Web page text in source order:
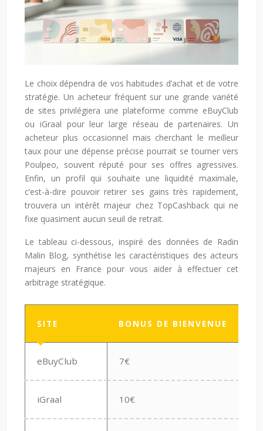
Le choix dépendra de vos habitudes d’achat et de votre
stratégie. Un acheteur fréquent sur une grande variété
de sites privilégiera une plateforme comme eBuyClub
ou iGraal pour leur large réseau de partenaires. Un
acheteur plus occasionnel mais cherchant le meilleur
taux pour une dépense précise pourrait se tourner vers
Poulpeo, souvent réputé pour ses offres agressives.
Enfin, un profil qui souhaite une liquidité maximale,
c’est-à-dire pouvoir retirer ses gains très rapidement,
trouvera un intérêt majeur chez TopCashback qui ne
fixe quasiment aucun seuil de retrait.
Le tableau ci-dessous, inspiré des données de Radin
Malin Blog, synthétise les caractéristiques des acteurs
majeurs en France pour vous aider à effectuer cet
arbitrage stratégique.
SITE BONUS DE BIENVENUE
eBuyClub 7€
iGraal 10€